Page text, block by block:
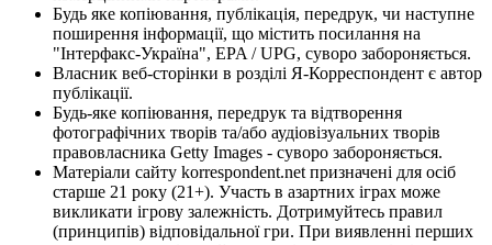
Будь яке копіювання, публікація, передрук, чи наступне
поширення інформації, що містить посилання на
"Інтерфакс-Україна", EPA / UPG, суворо забороняється.
Власник веб-сторінки в розділі Я-Корреспондент є автор
публікації.
Будь-яке копіювання, передрук та відтворення
фотографічних творів та/або аудіовізуальних творів
правовласника Getty Images - суворо забороняється.
Матеріали сайту korrespondent.net призначені для осіб
старше 21 року (21+). Участь в азартних іграх може
викликати ігрову залежність. Дотримуйтесь правил
(принципів) відповідальної гри. При виявленні перших